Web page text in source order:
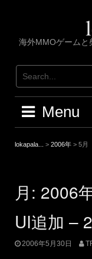
海外MMOゲームと
Menu
lokapala... > 2006年 > 5月
月: 2006
UI追加 –
2006年5月30日